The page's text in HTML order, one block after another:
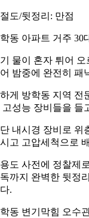
도/뒷정리: 만점
동 아파트 거주 30
물이 혼자 튀어
밤중에 완전히 패
게 방학동 지역 전
고성능 장비들을 들
내시경 장비로 위
고 고압세척으로
도 사전에 정찰제
까지 완벽한 뒷정
.
동 변기막힘 오수